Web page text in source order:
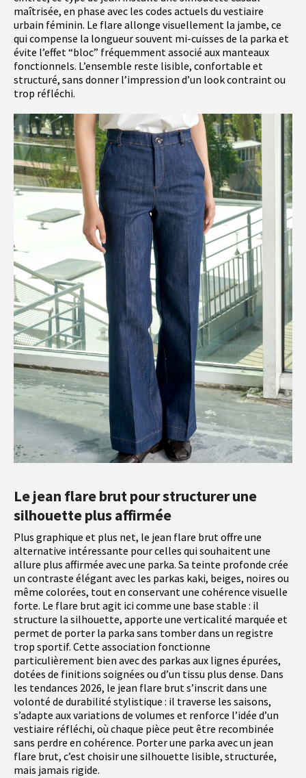
maîtrisée, en phase avec les codes actuels du vestiaire
urbain féminin. Le flare allonge visuellement la jambe, ce
qui compense la longueur souvent mi-cuisses de la parka et
évite l’effet “bloc” fréquemment associé aux manteaux
fonctionnels. L’ensemble reste lisible, confortable et
structuré, sans donner l’impression d’un look contraint ou
trop réfléchi.
Le jean flare brut pour structurer une
silhouette plus affirmée
Plus graphique et plus net, le jean flare brut offre une
alternative intéressante pour celles qui souhaitent une
allure plus affirmée avec une parka. Sa teinte profonde crée
un contraste élégant avec les parkas kaki, beiges, noires ou
même colorées, tout en conservant une cohérence visuelle
forte. Le flare brut agit ici comme une base stable : il
structure la silhouette, apporte une verticalité marquée et
permet de porter la parka sans tomber dans un registre
trop sportif. Cette association fonctionne
particulièrement bien avec des parkas aux lignes épurées,
dotées de finitions soignées ou d’un tissu plus dense. Dans
les tendances 2026, le jean flare brut s’inscrit dans une
volonté de durabilité stylistique : il traverse les saisons,
s’adapte aux variations de volumes et renforce l’idée d’un
vestiaire réfléchi, où chaque pièce peut être recombinée
sans perdre en cohérence. Porter une parka avec un jean
flare brut, c’est choisir une silhouette lisible, structurée,
mais jamais rigide.